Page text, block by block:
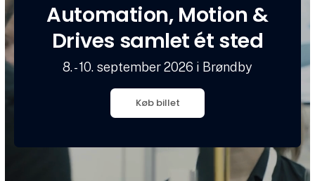
Automation, Motion &
Drives samlet ét sted
8. - 10. september 2026 i Brøndby
Køb billet